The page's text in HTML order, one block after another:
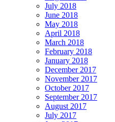
July 2018
June 2018
May 2018
April 2018
March 2018
February 2018
January 2018
December 2017
November 2017
October 2017
September 2017
August 2017
July 2017